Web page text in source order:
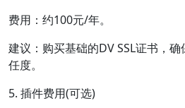
费用：约100元/年。
建议：购买基础的DV SSL证书，
任度。
5. 插件费用(可选)